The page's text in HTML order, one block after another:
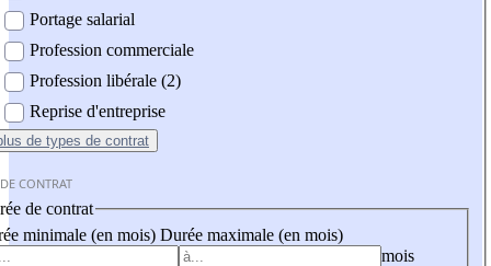
Portage salarial
Profession commerciale
Profession libérale (2)
Reprise d'entreprise
de types de contrat
CONTRAT
de contrat
minimale (en mois) Durée maximale (en mois)
mois